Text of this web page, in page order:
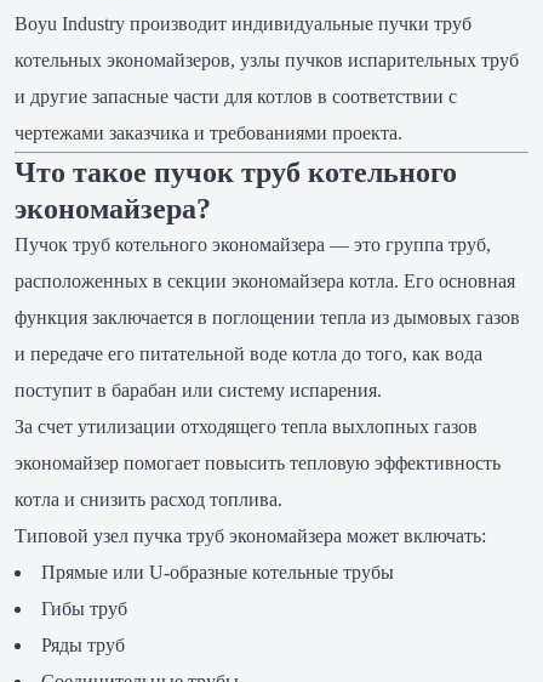
Boyu Industry производит индивидуальные пучки труб
котельных экономайзеров, узлы пучков испарительных труб
и другие запасные части для котлов в соответствии с
чертежами заказчика и требованиями проекта.
Что такое пучок труб котельного
экономайзера?
Пучок труб котельного экономайзера — это группа труб,
расположенных в секции экономайзера котла. Его основная
функция заключается в поглощении тепла из дымовых газов
и передаче его питательной воде котла до того, как вода
поступит в барабан или систему испарения.
За счет утилизации отходящего тепла выхлопных газов
экономайзер помогает повысить тепловую эффективность
котла и снизить расход топлива.
Типовой узел пучка труб экономайзера может включать:
Прямые или U-образные котельные трубы
Гибы труб
Ряды труб